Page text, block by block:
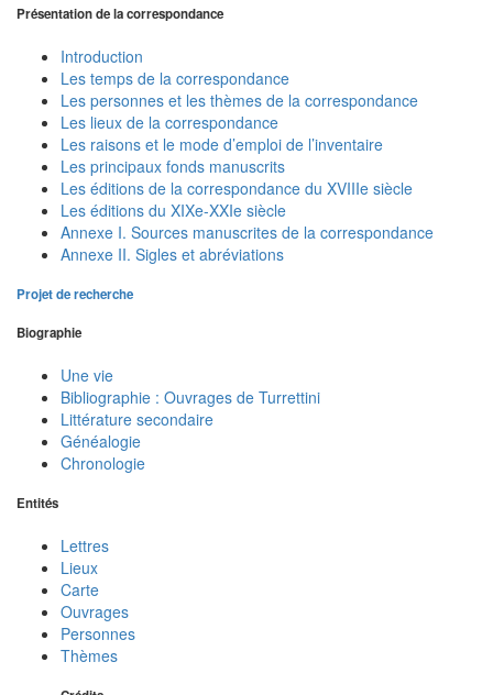
Présentation de la correspondance
Introduction
Les temps de la correspondance
Les personnes et les thèmes de la correspondance
Les lieux de la correspondance
Les raisons et le mode d’emploi de l’inventaire
Les principaux fonds manuscrits
Les éditions de la correspondance du XVIIIe siècle
Les éditions du XIXe-XXIe siècle
Annexe I. Sources manuscrites de la correspondance
Annexe II. Sigles et abréviations
Projet de recherche
Biographie
Une vie
Bibliographie : Ouvrages de Turrettini
Littérature secondaire
Généalogie
Chronologie
Entités
Lettres
Lieux
Carte
Ouvrages
Personnes
Thèmes